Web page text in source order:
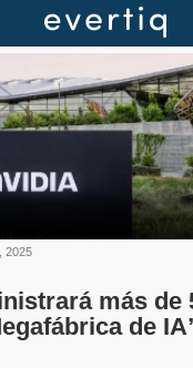
2025
más de
de